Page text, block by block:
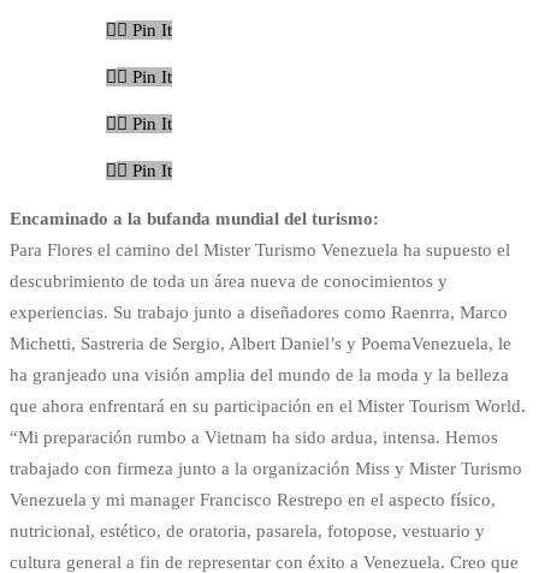
Pin It
Pin It
Pin It
Pin It
Encaminado a la bufanda mundial del turismo:
Para Flores el camino del Mister Turismo Venezuela ha supuesto el
descubrimiento de toda un área nueva de conocimientos y
experiencias. Su trabajo junto a diseñadores como Raenrra, Marco
Michetti, Sastreria de Sergio, Albert Daniel’s y PoemaVenezuela, le
ha granjeado una visión amplia del mundo de la moda y la belleza
que ahora enfrentará en su participación en el Mister Tourism World.
“Mi preparación rumbo a Vietnam ha sido ardua, intensa. Hemos
trabajado con firmeza junto a la organización Miss y Mister Turismo
Venezuela y mi manager Francisco Restrepo en el aspecto físico,
nutricional, estético, de oratoria, pasarela, fotopose, vestuario y
cultura general a fin de representar con éxito a Venezuela. Creo que